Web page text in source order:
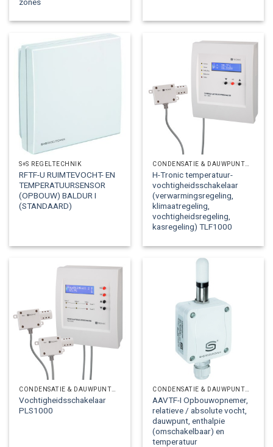
S+S REGELTECHNIK
RFTF-U RUIMTEVOCHT- EN
TEMPERATUURSENSOR
(OPBOUW) BALDUR I
(STANDAARD)
CONDENSATIE & DAUWPUNTOPNEMERS
H-Tronic temperatuur-
vochtigheidsschakelaar
(verwarmingsregeling,
klimaatregeling,
vochtigheidsregeling,
kasregeling) TLF1000
Vochtigheidsschakelaar
PLS1000
AAVTF-I Opbouwopnemer,
relatieve / absolute vocht,
dauwpunt, enthalpie
(omschakelbaar) en
temperatuur